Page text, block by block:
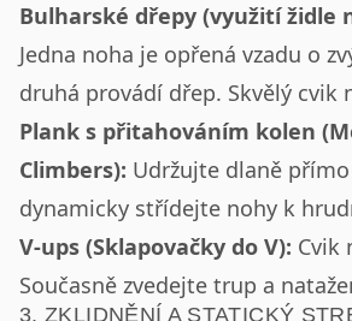
Bulharské dřepy (využití židle
Jedna noha je opřená vzadu o
druhá provádí dřep. Skvělý cvik
Plank s přitahováním kolen
Climbers): Udržujte dlaně
dynamicky střídejte nohy k
V-ups (Sklapovačky do V): Cvik
Současně zvedejte trup a
3. ZKLIDNĚNÍ A STATICKÝ